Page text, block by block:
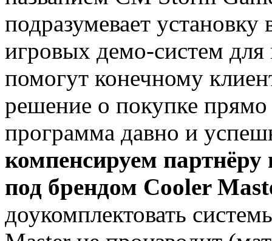
подразумевает
игровых демо-систем для
помогут конечному
решение о покупке
программа давно и
компенсируем
под брендом Cooler
доукомплектовать